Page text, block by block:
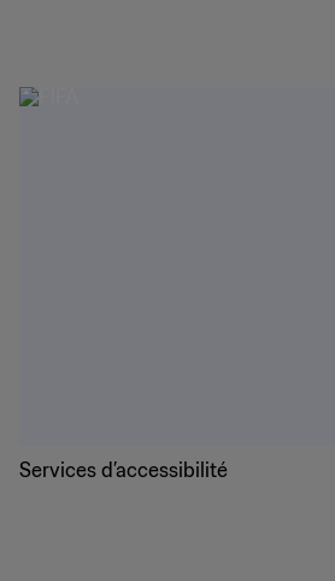
Services d’accessibilité